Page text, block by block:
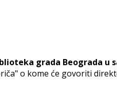
grada Beograda
o kome će govoriti